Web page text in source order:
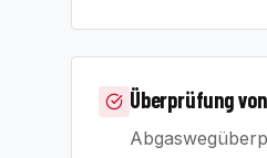
Überprüfung